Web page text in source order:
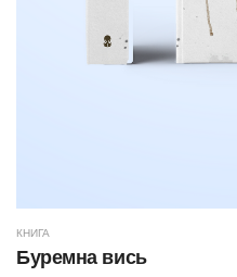
КНИГА
Буремна вись